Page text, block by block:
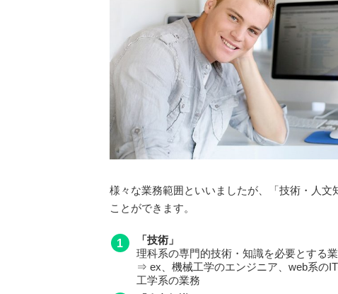
様々な業務範囲といいましたが、「技術・人
ことができます。
「技術」
理科系の専門的技術・知識を必要とする
⇒ ex、機械工学のエンジニア、web系の
工学系の業務